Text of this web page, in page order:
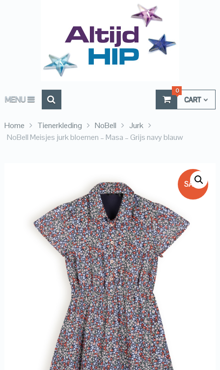
MENU CART
0
Home Tienerkleding NoBell
Jurk
NoBell Meisjes jurk bloemen – Masa – Grijs navy blauw
SALE!